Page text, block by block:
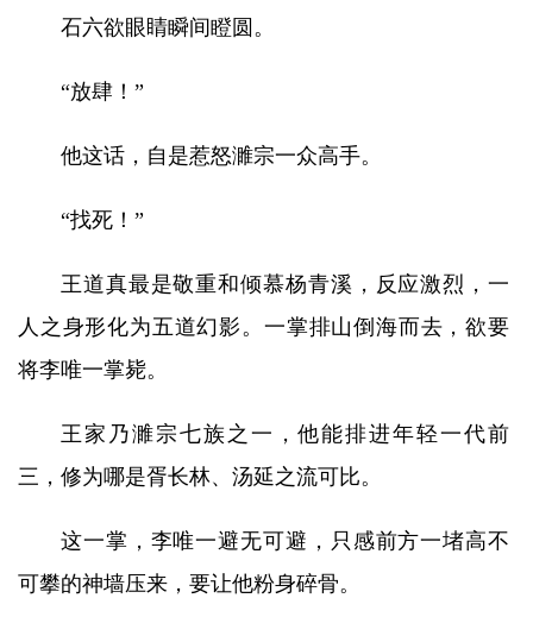
石六欲眼睛瞬间瞪圆。
“放肆！”
他这话，自是惹怒濉宗一众高手。
“找死！”
王道真最是敬重和倾慕杨青溪，反应激烈，一
人之身形化为五道幻影。一掌排山倒海而去，欲要
将李唯一掌毙。
王家乃濉宗七族之一，他能排进年轻一代前
三，修为哪是胥长林、汤延之流可比。
这一掌，李唯一避无可避，只感前方一堵高不
可攀的神墙压来，要让他粉身碎骨。